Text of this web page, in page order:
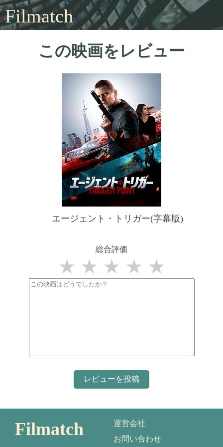
Filmatch
この映画をレビュー
エージェント・トリガー(字幕版)
総合評価
★
★
★
★
★
Filmatch
運営会社
お問い合わせ